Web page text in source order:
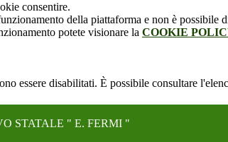
consentire.
della piattaforma e non è possibile
potete visionare la COOKIE
essere disabilitati. È possibile consultare
STATALE " E. FERMI "